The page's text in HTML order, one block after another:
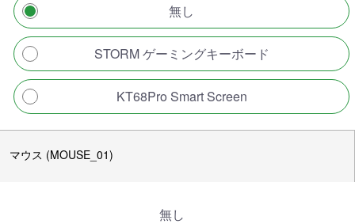
無し
STORM ゲーミングキーボード
KT68Pro Smart Screen
マウス (MOUSE_01)
無し